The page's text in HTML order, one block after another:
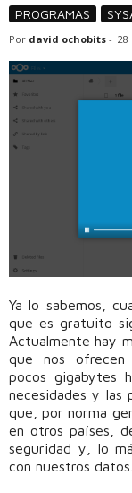
PROGRAMAS
Por david ochobits - 28
Ya lo sabemos,
que es gratuito
Actualmente hay
que nos ofrecen
pocos gigabytes
necesidades y las
que, por norma
en otros países,
seguridad y, lo
con nuestros datos.